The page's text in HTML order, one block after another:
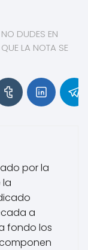
NO DUDES EN
LA NOTA SE
por la
a
fondo los